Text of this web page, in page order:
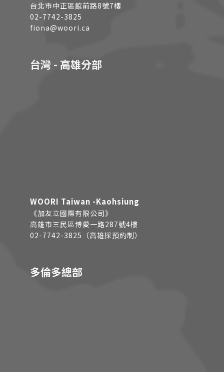
台北市中正區館前路8號7樓
02-7742-3825
fiona@woori.ca
台灣 - 高雄分部
WOORI Taiwan -Kaohsiung
《加友立國際有限公司》
高雄市三民區博愛一路287號4樓
02-7742-3825（高雄採預約制）
多倫多總部